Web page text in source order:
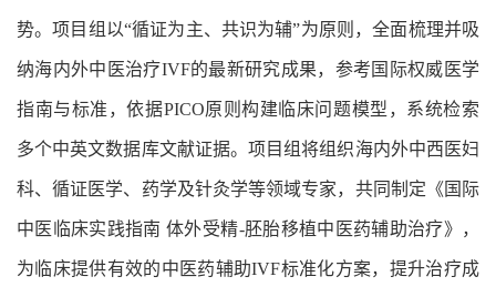
势。项目组以“循证为主、共识为辅”为原则，全面梳理并吸
纳海内外中医治疗IVF的最新研究成果，参考国际权威医学
指南与标准，依据PICO原则构建临床问题模型，系统检索
多个中英文数据库文献证据。项目组将组织海内外中西医妇
科、循证医学、药学及针灸学等领域专家，共同制定《国际
中医临床实践指南 体外受精-胚胎移植中医药辅助治疗》，
为临床提供有效的中医药辅助IVF标准化方案，提升治疗成